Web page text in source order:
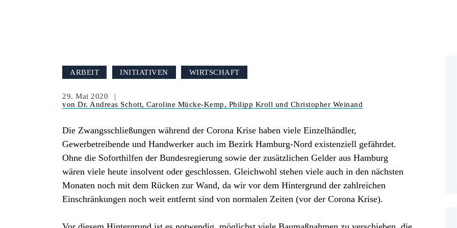
ARBEIT INITIATIVEN WIRTSCHAFT
29. Mai 2020
von Dr. Andreas Schott, Caroline Mücke-Kemp, Philipp Kroll und Christopher Weinand
Die Zwangsschließungen während der Corona Krise haben viele Einzelhändler,
Gewerbetreibende und Handwerker auch im Bezirk Hamburg-Nord existenziell gefährdet.
Ohne die Soforthilfen der Bundesregierung sowie der zusätzlichen Gelder aus Hamburg
wären viele heute insolvent oder geschlossen. Gleichwohl stehen viele auch in den nächsten
Monaten noch mit dem Rücken zur Wand, da wir vor dem Hintergrund der zahlreichen
Einschränkungen noch weit entfernt sind von normalen Zeiten (vor der Corona Krise).